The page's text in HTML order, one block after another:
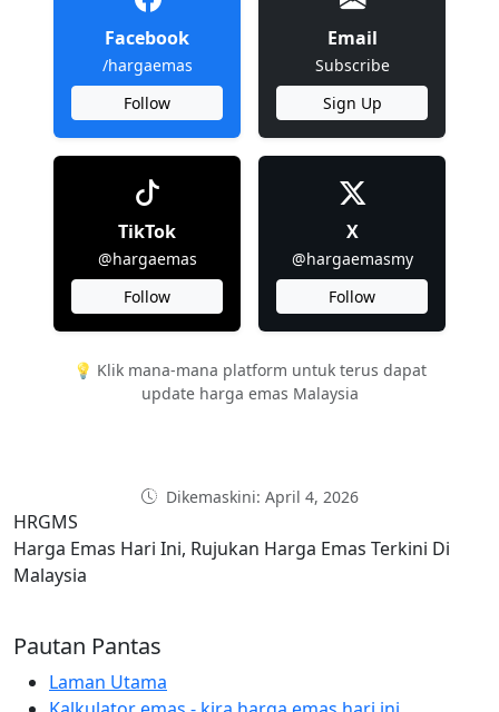
Facebook
/hargaemas
Follow
Email
Subscribe
Sign Up
TikTok
@hargaemas
Follow
X
@hargaemasmy
Follow
💡 Klik mana-mana platform untuk terus dapat
update harga emas Malaysia
Dikemaskini: April 4, 2026
HRGMS
Harga Emas Hari Ini, Rujukan Harga Emas Terkini Di
Malaysia
Pautan Pantas
Laman Utama